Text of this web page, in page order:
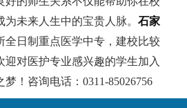
未来人生中的宝贵人脉。 石家
全日制重点医学中专，建校比较
迎对医护专业感兴趣的学生加入
！咨询电话：0311-85026756